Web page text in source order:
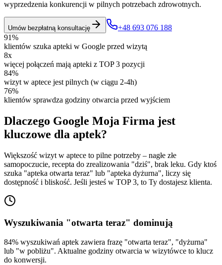
wyprzedzenia konkurencji w pilnych potrzebach zdrowotnych.
Umów bezpłatną konsultację
+48 693 076 188
91%
klientów szuka apteki w Google przed wizytą
8x
więcej połączeń mają apteki z TOP 3 pozycji
84%
wizyt w aptece jest pilnych (w ciągu 2-4h)
76%
klientów sprawdza godziny otwarcia przed wyjściem
Dlaczego Google Moja Firma jest
kluczowe dla aptek?
Większość wizyt w aptece to pilne potrzeby – nagłe złe
samopoczucie, recepta do zrealizowania "dziś", brak leku. Gdy ktoś
szuka "apteka otwarta teraz" lub "apteka dyżurna", liczy się
dostępność i bliskość. Jeśli jesteś w TOP 3, to Ty dostajesz klienta.
Wyszukiwania "otwarta teraz" dominują
84% wyszukiwań aptek zawiera frazę "otwarta teraz", "dyżurna"
lub "w pobliżu". Aktualne godziny otwarcia w wizytówce to klucz
do konwersji.